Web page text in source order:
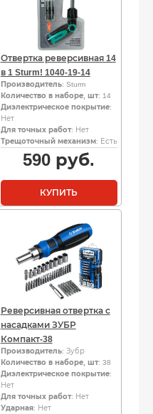
Отвертка реверсивная 14
в 1 Sturm! 1040-19-14
Производитель: Sturm
Количество в наборе, шт: 14
Диэлектрическое покрытие:
Нет
Для точных работ: Нет
Трещоточный механизм: Есть
590 руб.
КУПИТЬ
Реверсивная отвертка с
насадками ЗУБР
Компакт-38
Производитель: Зубр
Количество в наборе, шт: 38
Диэлектрическое покрытие:
Нет
Для точных работ: Нет
Ударная: Нет